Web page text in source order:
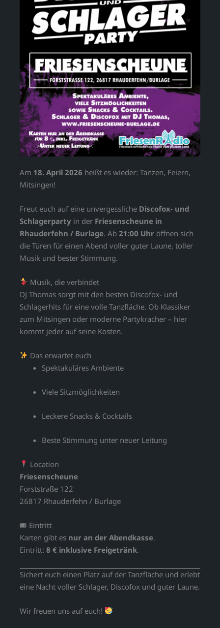
Am 18. April 2026 heißt es wieder: Tanzen, Feiern,
Mitsingen!
Freut euch auf eine unvergessliche Discofox- und
Schlagerparty in der Friesenscheune in
Rhauderfehn / Burlage. Ab 21:00 Uhr öffnen sich
die Türen für einen Abend voller guter Laune, toller
Musik und bester Stimmung.
Musik, die verbindet
DJ Thomas sorgt mit den besten Discofox- und
Schlagerhits für eine volle Tanzfläche. Ob Klassiker
zum Mitsingen oder moderne Partykracher – hier
kommt jeder auf seine Kosten.
Das erwartet euch
Spektakuläres Ambiente
Viele Sitzmöglichkeiten
Leckere Snacks & Cocktails
Beste Stimmung unter neuer Leitung
Location
Friesenscheune
Forststraße 122
26817 Rhauderfehn / Burlage
🎟 Eintritt
Karten gibt es nur an der Abendkasse.
Eintritt: 8 € inklusive Freigetränk.
Sichert euch einen Platz auf der Tanzfläche und erlebt
eine Nacht voller Schlager, Discofox und guter Laune.
Wir freuen uns auf euch!